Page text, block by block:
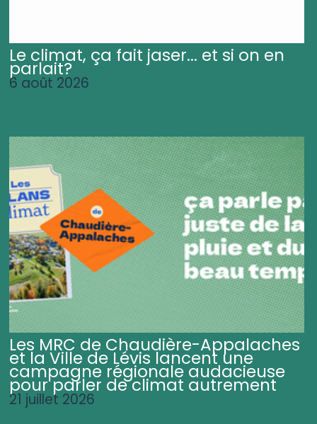
Le climat, ça fait jaser... et si on en
parlait?
6 août 2026
Les MRC de Chaudière-Appalaches
et la Ville de Lévis lancent une
campagne régionale audacieuse
pour parler de climat autrement
21 juillet 2026